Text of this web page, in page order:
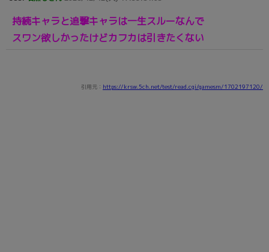
持続キャラと追撃キャラは一生スルーなんで
スワン欲しかったけどカフカは引きたくない
引用元： https://krsw.5ch.net/test/read.cgi/gamesm/1702197120/